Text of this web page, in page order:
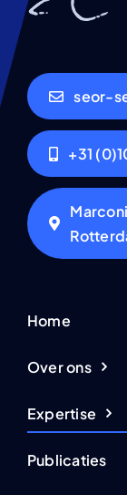
seor-
+31
Home
Over ons
Expertise
Publicaties